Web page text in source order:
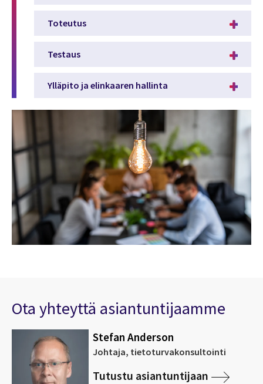
Toteutus
Testaus
Ylläpito ja elinkaaren hallinta
Ota yhteyttä asiantuntijaamme
Stefan Anderson
Johtaja, tietoturvakonsultointi
Tutustu asiantuntijaan